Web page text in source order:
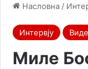
Насловна /
Интервју
Миле